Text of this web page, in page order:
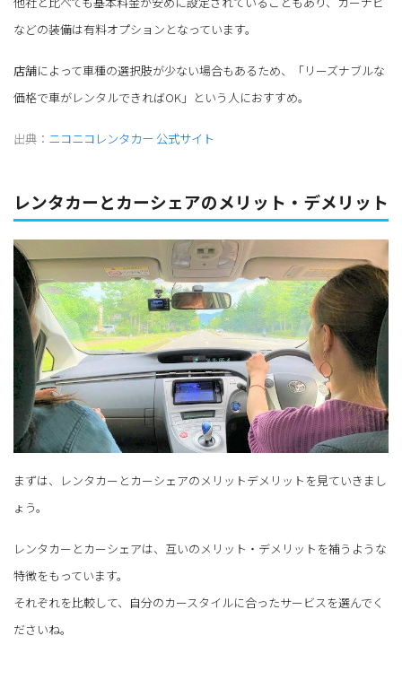
などの装備は有料オプションとなっています。
店舗によって車種の選択肢が少ない場合もあるため、「リーズナブルな
価格で車がレンタルできればOK」という人におすすめ。
出典： ニコニコレンタカー 公式サイト
レンタカーとカーシェアのメリット・デメリット
まずは、レンタカーとカーシェアのメリットデメリットを見ていきまし
ょう。
レンタカーとカーシェアは、互いのメリット・デメリットを補うような
特徴をもっています。
それぞれを比較して、自分のカースタイルに合ったサービスを選んでく
ださいね。